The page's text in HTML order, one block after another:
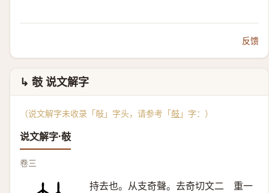
反馈
↳ 攲 说文解字
（说文解字未收录「敧」字头，请参考「攲 」字：）
说文解字·攲
卷三
持去也。从支奇聲。去奇切文二 重一